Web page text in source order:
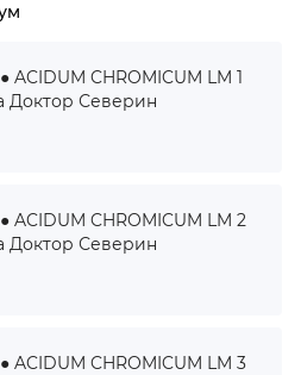
CHROMICUM LM 1
Доктор Северин
CHROMICUM LM 2
Доктор Северин
CHROMICUM LM 3